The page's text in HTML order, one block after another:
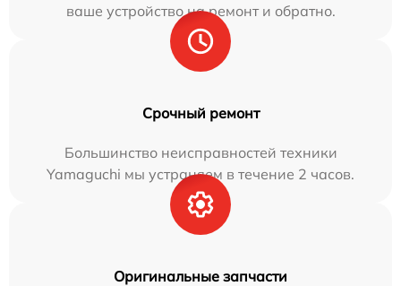
ваше устройство на ремонт и обратно.
Срочный ремонт
Большинство неисправностей техники
Yamaguchi мы устраняем в течение 2 часов.
Оригинальные запчасти